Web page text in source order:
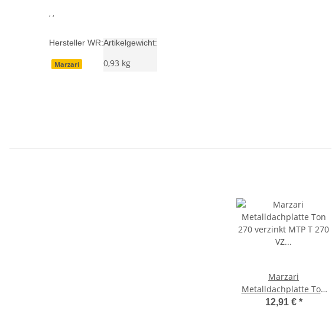
, ,
Hersteller WR:
Marzari
Artikelgewicht:
0,93 kg
Marzari
Metalldachplatte Ton
270 verzinkt MTP T 270
12,91 € *